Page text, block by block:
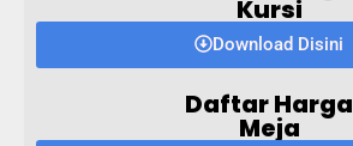
Kursi
Download Disini
Daftar Harga
Meja